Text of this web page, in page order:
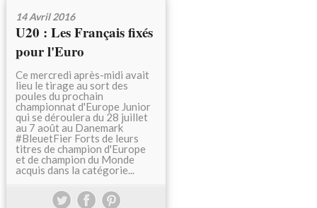
14 Avril 2016
U20 : Les Français fixés
pour l'Euro
Ce mercredi après-midi avait
lieu le tirage au sort des
poules du prochain
championnat d'Europe Junior
qui se déroulera du 28 juillet
au 7 août au Danemark
#BleuetFier Forts de leurs
titres de champion d'Europe
et de champion du Monde
acquis dans la catégorie...